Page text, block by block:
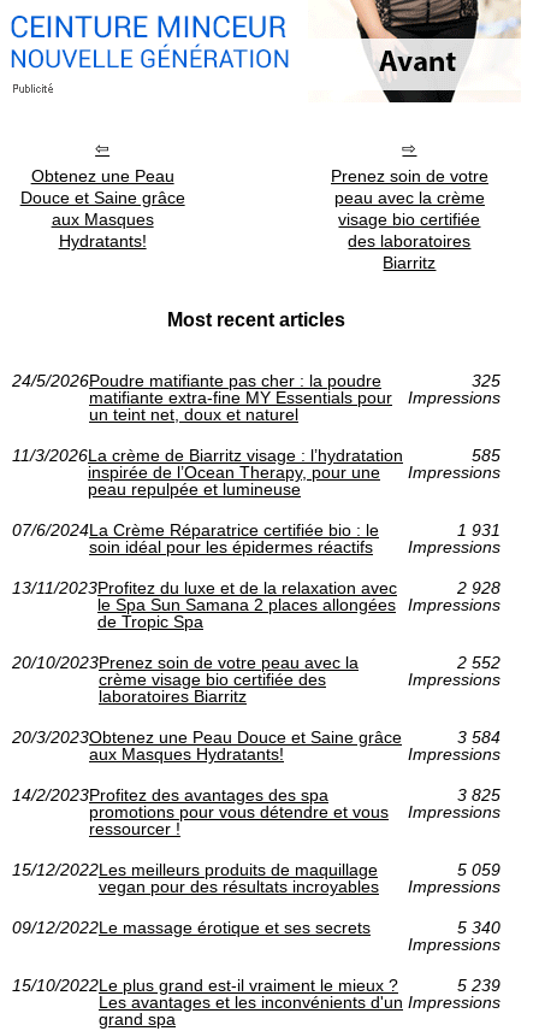
Obtenez une Peau
Douce et Saine grâce
aux Masques
Hydratants!
Prenez soin de votre
peau avec la crème
visage bio certifiée
des laboratoires
Biarritz
Most recent articles
24/5/2026Poudre matifiante pas cher : la poudre
matifiante extra-fine MY Essentials pour
un teint net, doux et naturel
325
Impressions
11/3/2026La crème de Biarritz visage : l’hydratation
inspirée de l’Ocean Therapy, pour une
peau repulpée et lumineuse
585
Impressions
07/6/2024La Crème Réparatrice certifiée bio : le
soin idéal pour les épidermes réactifs
1 931
Impressions
13/11/2023Profitez du luxe et de la relaxation avec
le Spa Sun Samana 2 places allongées
de Tropic Spa
2 928
Impressions
20/10/2023Prenez soin de votre peau avec la
crème visage bio certifiée des
laboratoires Biarritz
2 552
Impressions
20/3/2023Obtenez une Peau Douce et Saine grâce
aux Masques Hydratants!
3 584
Impressions
14/2/2023Profitez des avantages des spa
promotions pour vous détendre et vous
ressourcer !
3 825
Impressions
15/12/2022Les meilleurs produits de maquillage
vegan pour des résultats incroyables
5 059
Impressions
09/12/2022Le massage érotique et ses secrets
5 340
Impressions
15/10/2022Le plus grand est-il vraiment le mieux ?
Les avantages et les inconvénients d'un
grand spa
5 239
Impressions